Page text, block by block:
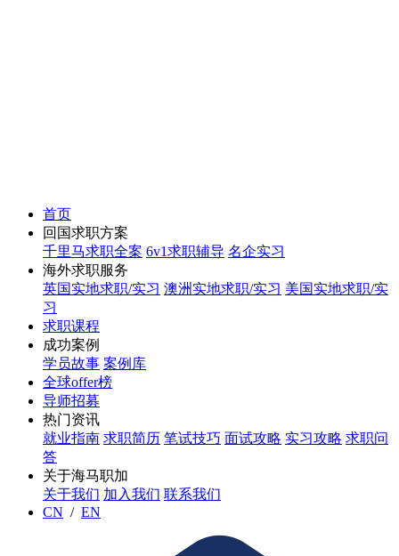
首页
回国求职方案
千里马求职全案 6v1求职辅导 名企实习
海外求职服务
英国实地求职/实习 澳洲实地求职/实习 美国实地求职/实
习
求职课程
成功案例
学员故事 案例库
全球offer榜
导师招募
热门资讯
就业指南 求职简历 笔试技巧 面试攻略 实习攻略 求职问
答
关于海马职加
关于我们 加入我们 联系我们
CN / EN